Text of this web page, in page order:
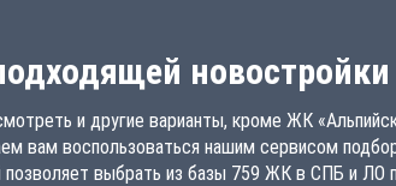
новостройки
и другие варианты, кроме ЖК
вам воспользоваться нашим сервисом
позволяет выбрать из базы 759 ЖК в СПБ и ЛО